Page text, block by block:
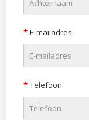
E-mailadres
Telefoon